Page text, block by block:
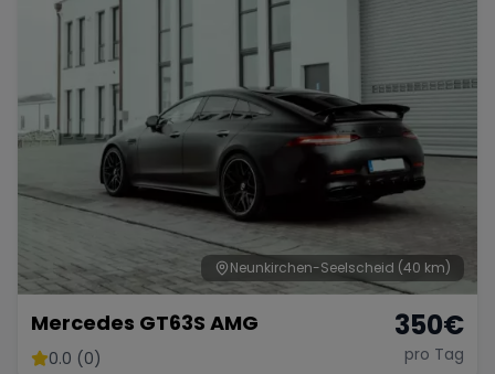
Neunkirchen-Seelscheid (40 km)
Mercedes GT63S AMG
0.0 (0)
350€
pro Tag